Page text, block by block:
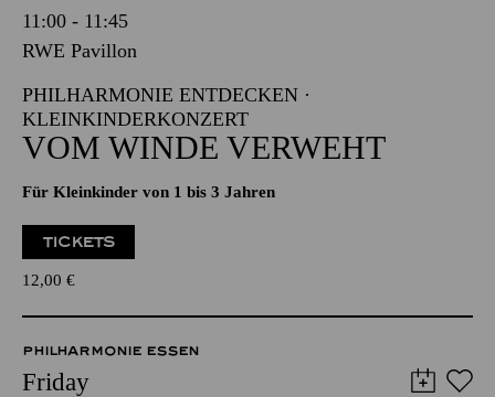
11:00 - 11:45
RWE Pavillon
PHILHARMONIE ENTDECKEN ·
KLEINKINDERKONZERT
VOM WINDE VERWEHT
Für Kleinkinder von 1 bis 3 Jahren
TICKETS
12,00 €
PHILHARMONIE ESSEN
Friday